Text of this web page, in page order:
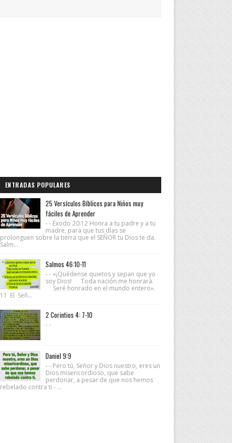
ENTRADAS POPULARES
25 Versículos Bíblicos para Niños muy
fáciles de Aprender
- - Éxodo 20:12 Honra a tu padre y a tu
madre, para que tus días se
prolonguen sobre la tierra que el SEÑOR tu Dios te da.
Salm...
Salmos 46:10-11
- - «¡Quédense quietos y sepan que yo
soy Dios! Toda nación me honrará.
Seré honrado en el mundo entero».
11 El Señ...
2 Corintios 4: 7-10
- -
Daniel 9:9
- - Pero tú, Señor y Dios nuestro, eres un
Dios misericordioso, que sabe
perdonar, a pesar de que nos hemos
rebelado contra ti - ...